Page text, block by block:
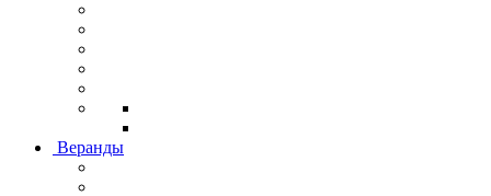
Веранды